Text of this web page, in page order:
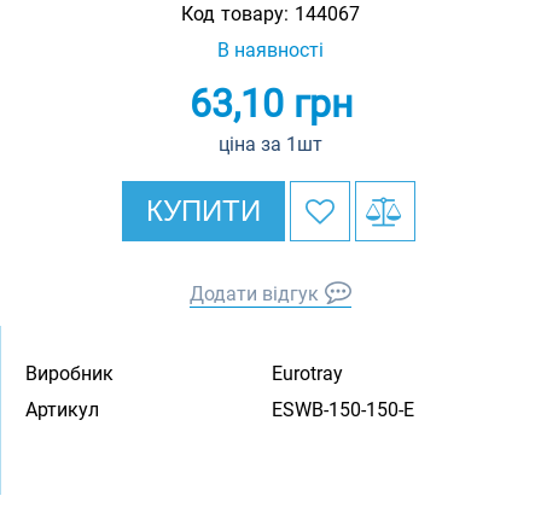
Код товару: 144067
В наявності
63,10грн
ціна за 1шт
КУПИТИ
Додати відгук
Виробник
Eurotray
Артикул
ESWB-150-150-E